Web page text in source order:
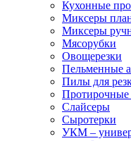
Кухонные
Миксеры
Миксеры
Мясорубки
Овощерезки
Пельменные
Пилы для
Слайсеры
Сыротерки
УКМ –